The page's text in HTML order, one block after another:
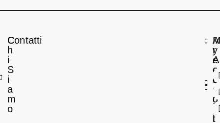
C
h
i
S
i
a
m
o
Contatti
A
r
e
a
L
e
g
l
y
A
c
c
o
u
t